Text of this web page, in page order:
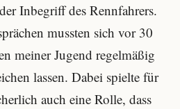
Inbegriff des Rennfahrers.
mussten sich vor 30
meiner Jugend regelmäßig
lassen. Dabei spielte für
auch eine Rolle, dass